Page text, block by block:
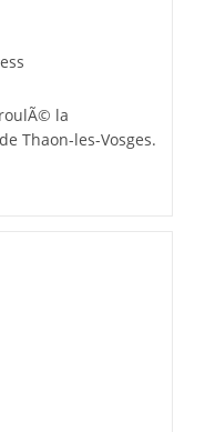
la
Thaon-les-Vosges.